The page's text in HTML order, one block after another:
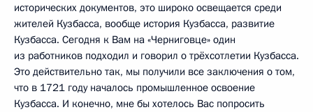
исторических документов, это широко освещается среди
жителей Кузбасса, вообще история Кузбасса, развитие
Кузбасса. Сегодня к Вам на «Черниговце» один
из работников подходил и говорил о трёхсотлетии Кузбасса.
Это действительно так, мы получили все заключения о том,
что в 1721 году началось промышленное освоение
Кузбасса. И конечно, мне бы хотелось Вас попросить